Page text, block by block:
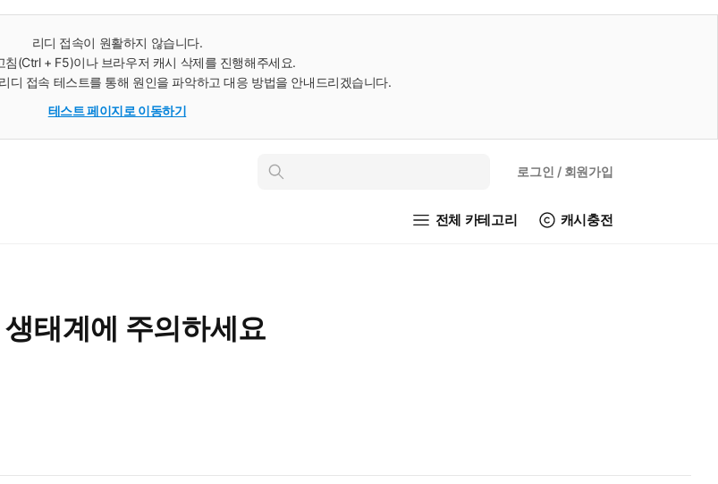
리디 접속이 원활하지 않습니다.
침(Ctrl + F5)이나 브라우저 캐시 삭제를 진행해주세요.
디 접속 테스트를 통해 원인을 파악하고 대응 방법을 안내드리겠습니다.
테스트 페이지로 이동하기
인
로그인 / 회원가입
전체 카테고리 캐시충전
태계에 주의하세요